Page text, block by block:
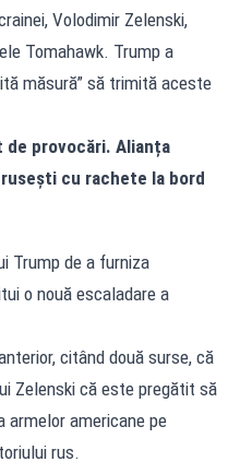
Volodimir Zelenski,
Tomahawk. Trump a
măsură” să trimită aceste
de provocări. Alianța
cu rachete la bord
Trump de a furniza
o nouă escaladare a
citând două surse, că
Zelenski că este pregătit să
armelor americane pe
rus.